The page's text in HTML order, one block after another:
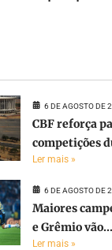
6 DE AGOSTO DE
CBF reforça
competições
Ler mais »
6 DE AGOSTO DE
Maiores
e Grêmio vão...
Ler mais »